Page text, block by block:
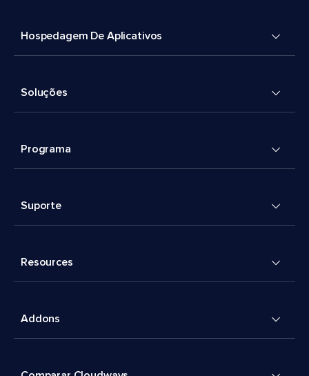
Hospedagem De Aplicativos
Soluções
Programa
Suporte
Resources
Addons